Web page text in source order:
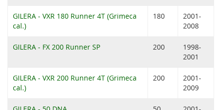
GILERA - VXR 180 Runner 4T (Grimeca
cal.)
180
2001-
2008
GILERA - FX 200 Runner SP 200
1998-
2001
GILERA - VXR 200 Runner 4T (Grimeca
cal.)
200
2001-
2009